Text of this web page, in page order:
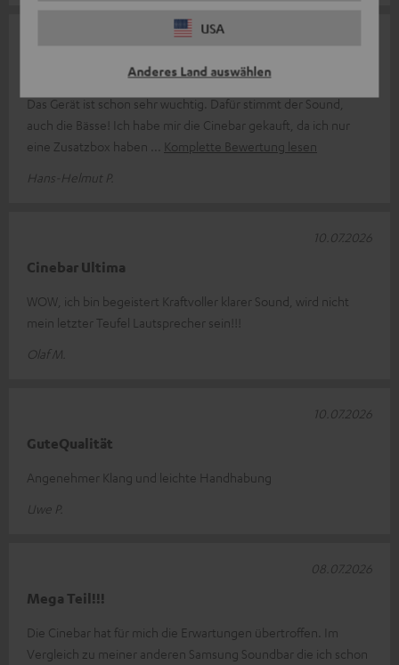
USA
Anderes Land auswählen
Guter Sound, einfacher Anschluss!
Das Gerät ist schon sehr wuchtig. Dafür stimmt der Sound,
auch die Bässe! Ich habe mir die Cinebar gekauft, da ich nur
eine Zusatzbox haben
Komplette Bewertung lesen
Hans-Helmut P.
Cinebar Ultima
WOW, ich bin begeistert Kraftvoller klarer Sound, wird nicht
mein letzter Teufel Lautsprecher sein!!!
Olaf M.
10.07.2026
GuteQualität
Angenehmer Klang und leichte Handhabung
Uwe P.
10.07.2026
Mega Teil!!!
Die Cinebar hat für mich die Erwartungen übertroffen. Im
Vergleich zu meiner anderen Samsung Soundbar die ich schon
08.07.2026